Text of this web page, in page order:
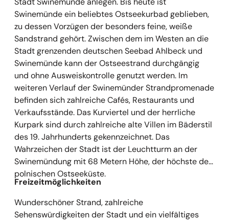
Swinemünde ein beliebtes Ostseekurbad geblieben,
zu dessen Vorzügen der besonders feine, weiße
Sandstrand gehört. Zwischen dem im Westen an die
Stadt grenzenden deutschen Seebad Ahlbeck und
Swinemünde kann der Ostseestrand durchgängig
und ohne Ausweiskontrolle genutzt werden. Im
weiteren Verlauf der Swinemünder Strandpromenade
befinden sich zahlreiche Cafés, Restaurants und
Verkaufsstände. Das Kurviertel und der herrliche
Kurpark sind durch zahlreiche alte Villen im Bäderstil
des 19. Jahrhunderts gekennzeichnet. Das
Wahrzeichen der Stadt ist der Leuchtturm an der
Swinemündung mit 68 Metern Höhe, der höchste der
polnischen Ostseeküste.
Freizeitmöglichkeiten
Wunderschöner Strand, zahlreiche
Sehenswürdigkeiten der Stadt und ein vielfältiges